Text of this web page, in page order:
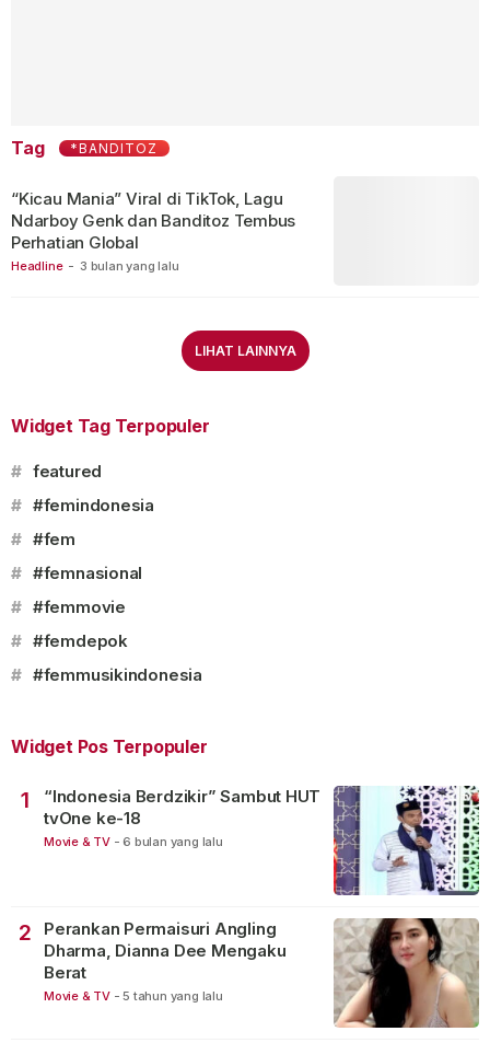
Tag *BANDITOZ
Headline - 3 bulan yang lalu
“Kicau Mania” Viral di TikTok, Lagu
Ndarboy Genk dan Banditoz Tembus
Perhatian Global
LIHAT LAINNYA
Widget Tag Terpopuler
# featured
# #femindonesia
# #fem
# #femnasional
# #femmovie
# #femdepok
# #femmusikindonesia
Widget Pos Terpopuler
1
“Indonesia Berdzikir” Sambut HUT
tvOne ke-18
Movie & TV - 6 bulan yang lalu
2
Perankan Permaisuri Angling
Dharma, Dianna Dee Mengaku
Berat
Movie & TV - 5 tahun yang lalu